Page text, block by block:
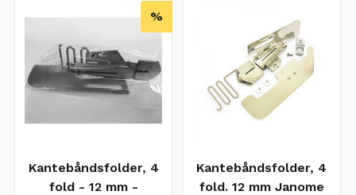
%
Kantebåndsfolder, 4
fold - 12 mm -
Kantebåndsfolder, 4
fold. 12 mm Janome